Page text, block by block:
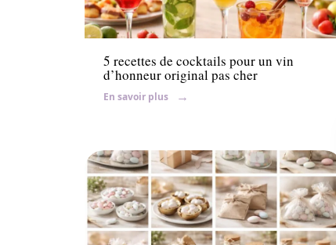
Mariage
5 recettes de cocktails pour un vin
d’honneur original pas cher
En savoir plus
Conseils